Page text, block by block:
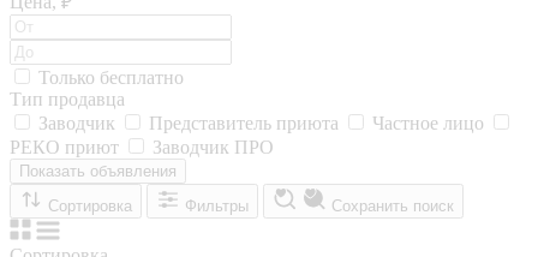
Только бесплатно
Тип продавца
Заводчик
Представитель приюта
Частное лицо
РЕКО приют
Заводчик ПРО
Показать объявления
Сортировка
Фильтры Сохранить поиск